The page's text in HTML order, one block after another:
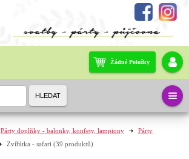
Párty doplňky - balonky, konfety, lampiony
Párty
Zvířátka - safari (39 produktů)
Žádné Položky
HLEDAT